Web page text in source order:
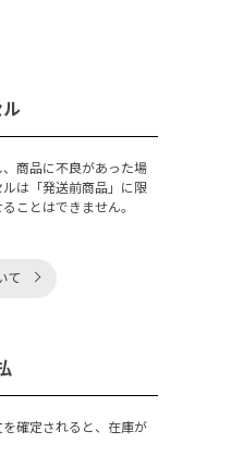
商品に不良があった場
は「発送前商品」に限
ことはできません。
て
確定されると、在庫が